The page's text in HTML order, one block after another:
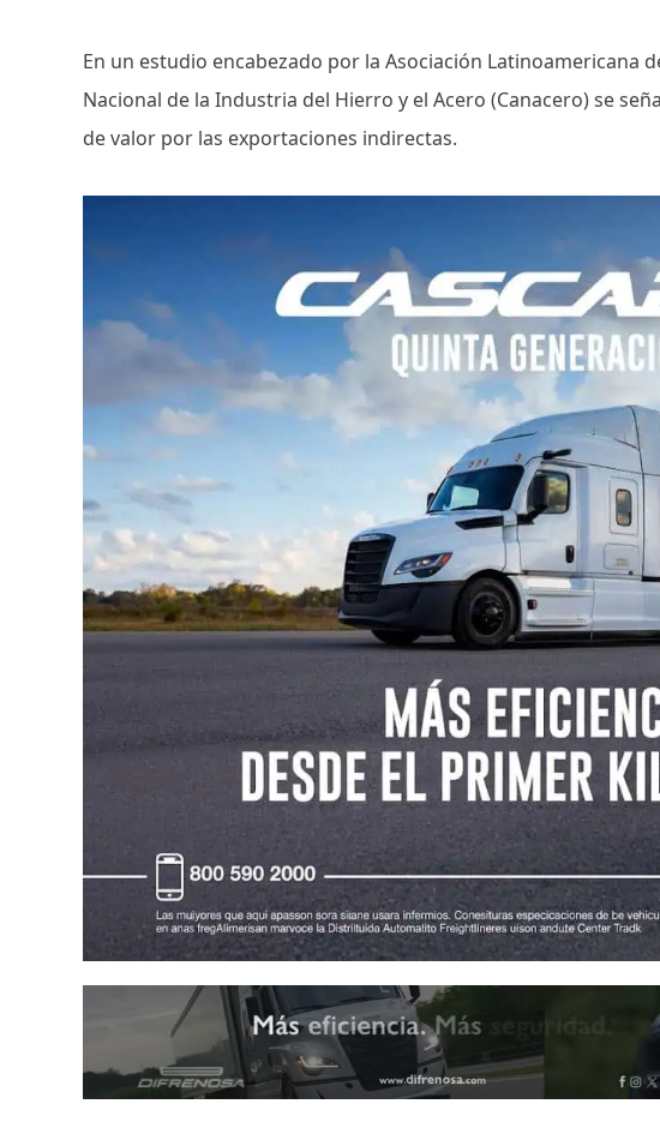
En un estudio encabezado por la Asociación Latinoamericana
Nacional de la Industria del Hierro y el Acero (Canacero) se
de valor por las exportaciones indirectas.